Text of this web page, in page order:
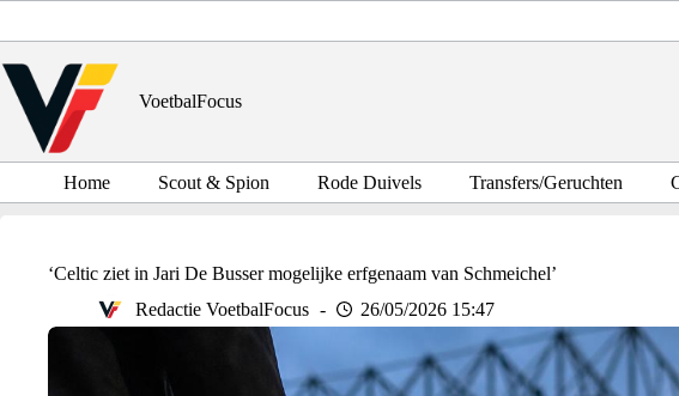
inhoud
VoetbalFocus
Home Scout & Spion Rode Duivels Transfers/Geruchten
‘Celtic ziet in Jari De Busser mogelijke erfgenaam van Schmeichel’
Redactie VoetbalFocus
26/05/2026 15:47